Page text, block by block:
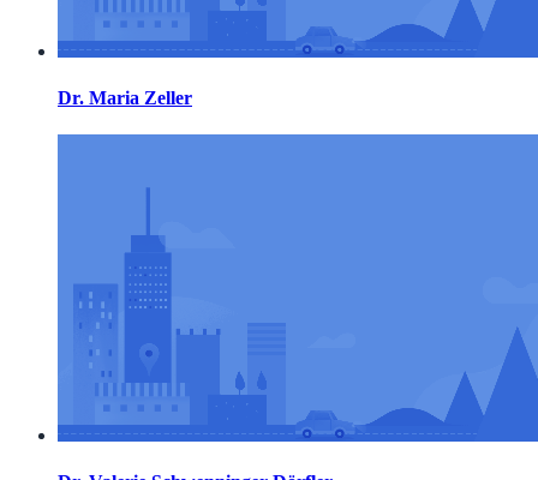
Dr. Maria Zeller